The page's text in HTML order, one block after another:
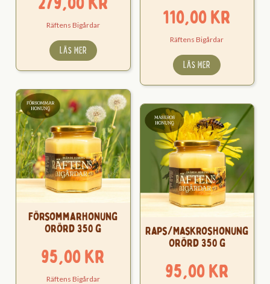
Räftens Bigårdar
LÄS MER
110,00kr
Räftens Bigårdar
LÄS MER
Försommarhonung
Orörd 350 g
95,00kr
Räftens Bigårdar
Raps/Maskroshonung
Orörd 350 g
95,00kr